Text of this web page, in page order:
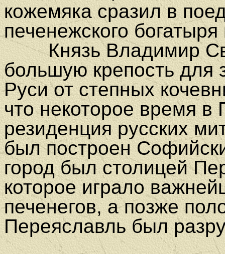
кожемяка сразил в
печенежского
Князь Владимир
большую крепость
Руси от степных
что некоторое время
резиденция русских
был построен
город был столицей
которое играло
печенегов, а позже
Переяславль был